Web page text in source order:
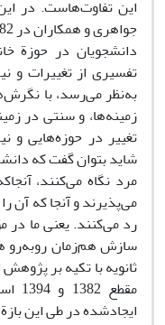
این تفاوت‌هاست. در این
دانشجویان در حوزة
تفسیری از تغییرات و
به‌نظر می‌رسد، با
زمینه‌ها، و سنتی در
تغییر در حوزه‌هایی و
شاید بتوان گفت که
مرد نگاه می‌کنند،
می‌پذیرند و آنجا که آن‌
رد می‌کنند. یعنی ما در
سازش هم‌زمان
ثانویه با تکیه بر
ایجادشده در طی این